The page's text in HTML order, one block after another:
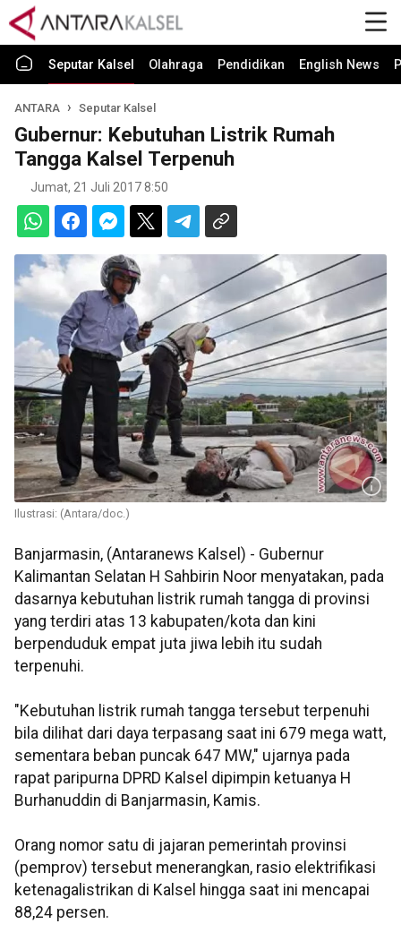
Seputar Kalsel Olahraga Pendidikan English News
ANTARA Seputar Kalsel
Gubernur: Kebutuhan Listrik Rumah
Tangga Kalsel Terpenuh
Jumat, 21 Juli 2017 8:50
Ilustrasi: (Antara/doc.)
Banjarmasin, (Antaranews Kalsel) - Gubernur
Kalimantan Selatan H Sahbirin Noor menyatakan, pada
dasarnya kebutuhan listrik rumah tangga di provinsi
yang terdiri atas 13 kabupaten/kota dan kini
berpenduduk empat juta jiwa lebih itu sudah
terpenuhi.
"Kebutuhan listrik rumah tangga tersebut terpenuhi
bila dilihat dari daya terpasang saat ini 679 mega watt,
sementara beban puncak 647 MW," ujarnya pada
rapat paripurna DPRD Kalsel dipimpin ketuanya H
Burhanuddin di Banjarmasin, Kamis.
Orang nomor satu di jajaran pemerintah provinsi
(pemprov) tersebut menerangkan, rasio elektrifikasi
ketenagalistrikan di Kalsel hingga saat ini mencapai
88,24 persen.